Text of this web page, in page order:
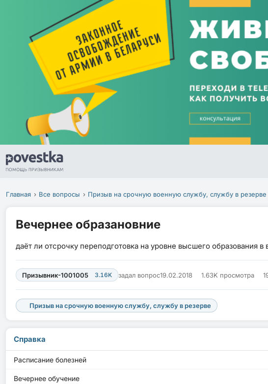
Главная Все вопросы Призыв на срочную военную службу, службу в резерве
Вечернее образановние
даёт ли отсрочку переподготовка на уровне высшего образования
Призывник-1001005 3.16K задал вопрос19.02.2018 1.63K просмотра
Призыв на срочную военную службу, службу в резерве
Справка
Расписание болезней
Вечернее обучение